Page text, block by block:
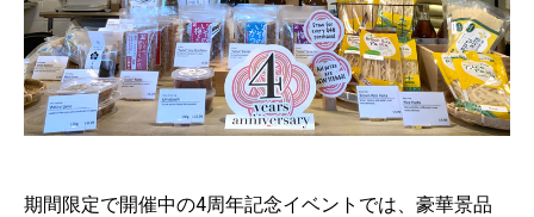
期間限定で開催中の4周年記念イベントでは、豪華景品